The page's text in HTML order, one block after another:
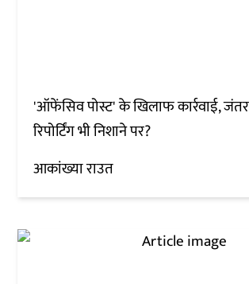
'ऑफेंसिव पोस्ट' के खिलाफ कार्रवाई,
रिपोर्टिंग भी निशाने पर?
आकांख्या राउत